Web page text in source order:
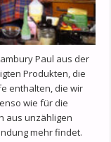
Paul aus der
Produkten, die
enthalten, die wir
wie für die
aus unzähligen
mehr findet.